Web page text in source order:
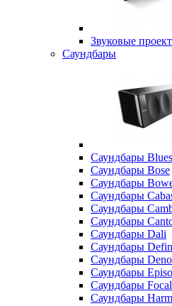
Звуковые
Саундбары
Саундбары
Саундбары Bose
Саундбары
Саундбары
Саундбары
Саундбары
Саундбары Dali
Саундбары
Саундбары
Саундбары
Саундбары
Саундбары